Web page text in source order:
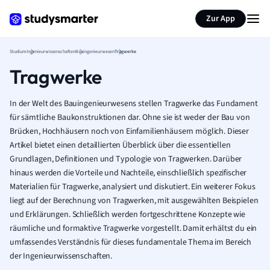
Zur App
StudiumIngenieurwissenschaftenBauingenieurwesenTragwerke
Tragwerke
In der Welt des Bauingenieurwesens stellen Tragwerke das Fundament
für sämtliche Baukonstruktionen dar. Ohne sie ist weder der Bau von
Brücken, Hochhäusern noch von Einfamilienhäusern möglich. Dieser
Artikel bietet einen detaillierten Überblick über die essentiellen
Grundlagen, Definitionen und Typologie von Tragwerken. Darüber
hinaus werden die Vorteile und Nachteile, einschließlich spezifischer
Materialien für Tragwerke, analysiert und diskutiert. Ein weiterer Fokus
liegt auf der Berechnung von Tragwerken, mit ausgewählten Beispielen
und Erklärungen. Schließlich werden fortgeschrittene Konzepte wie
räumliche und formaktive Tragwerke vorgestellt. Damit erhältst du ein
umfassendes Verständnis für dieses fundamentale Thema im Bereich
der Ingenieurwissenschaften.